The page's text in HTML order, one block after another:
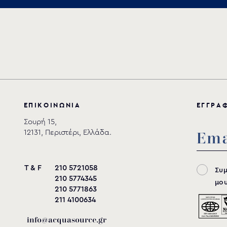
Αποθήκευση
ΕΠ Ι ΚΟ Ι ΝΩ ΝΙ Α
Σουρή 15,
12131, Περιστέρι, Ελλάδα.
T & F
210 5721058
210 5774345
210 5771863
211 4100634
info@acquasource.gr
ΕΓ ΓΡΑ